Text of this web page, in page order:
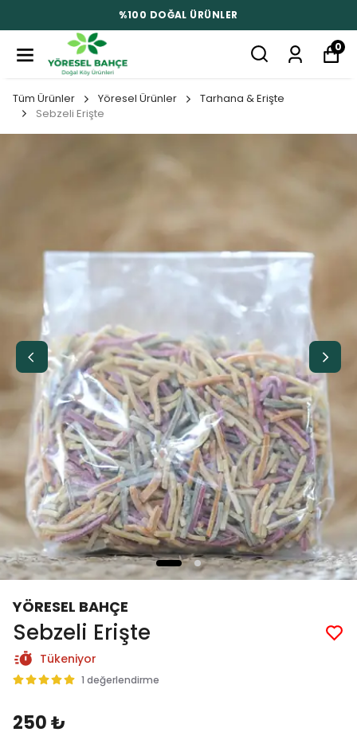
%100 DOĞAL ÜRÜNLER
0
Tüm Ürünler Yöresel Ürünler
Tarhana & Erişte
Sebzeli Erişte
YÖRESEL BAHÇE
Sebzeli Erişte
Tükeniyor
1 değerlendirme
250 ₺